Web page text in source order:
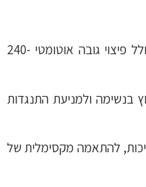
ניתן לשימוש בכל מקום בעולם כולל פיצוי גובה אוטומטי 240-
בנשימה ולמניעת התנגדות
להתאמה מקסימלית של